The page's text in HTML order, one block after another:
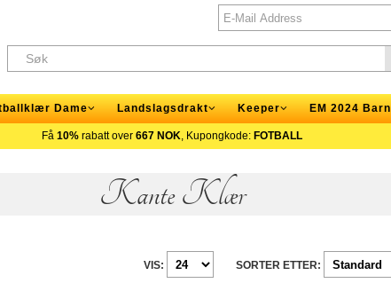
Dame Landslagsdrakt Keeper EM 2024 Barn
Få 10% rabatt over 667 NOK, Kupongkode: FOTBALL
Kante Klær
SORTER ETTER:
VIS: